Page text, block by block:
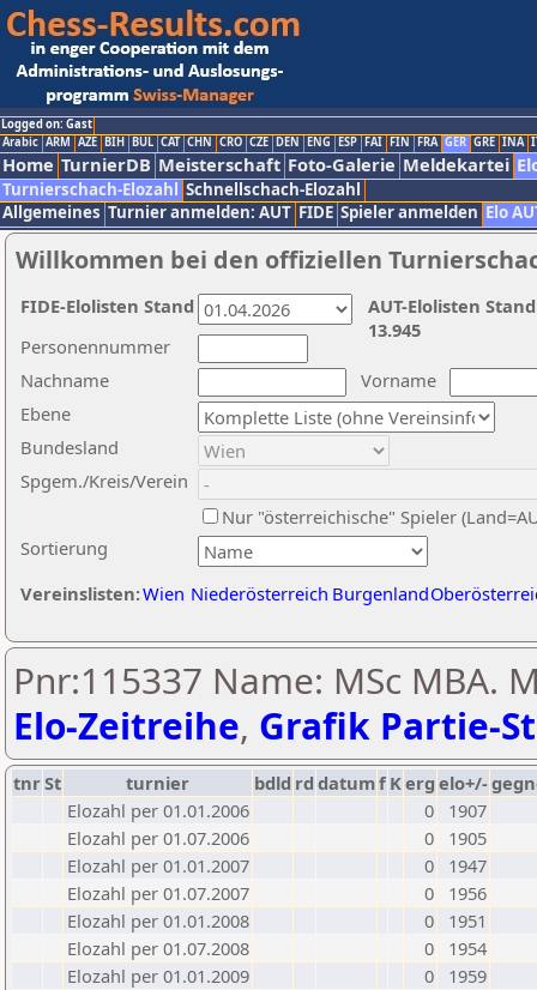
Logged on: Gast
Arabic ARM AZE BIH BUL CAT CHN CRO CZE DEN ENG ESP FAI FIN FRA GER GRE INA
Home TurnierDB Meisterschaft Foto-Galerie Meldekartei
Turnierschach-Elozahl Schnellschach-Elozahl
Allgemeines Turnier anmelden: AUT FIDE Spieler anmelden Elo
Willkommen bei den offiziellen
Nachname
Vorname
Ebene
Sortierung
Personennummer
Bundesland
Spgem./Kreis/Verein
Nur "österreichische" Spieler
Vereinslisten:Wien Niederösterreich Burgenland
AUT-Elolisten
13.945
FIDE-Elolisten Stand
Pnr:115337 Name: MSc MBA.
Elo-Zeitreihe, Grafik Partie-
tnrSt turnier bdld rd datumf Kerg elo+/-
Elozahl per 01.01.2006
0
1907
Elozahl per 01.07.2006
0
1905
Elozahl per 01.01.2007
0
1947
Elozahl per 01.07.2007
0
1956
Elozahl per 01.01.2008
0
1951
Elozahl per 01.07.2008
0
1954
Elozahl per 01.01.2009
0
1959